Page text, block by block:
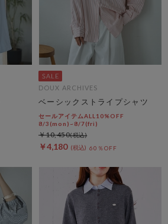
DOUX ARCHIVES
ベーシックストライプシャツ
セールアイテムALL10%OFF
8/3(mon)~8/7(fri)
￥4,180 60％OFF
￥10,450